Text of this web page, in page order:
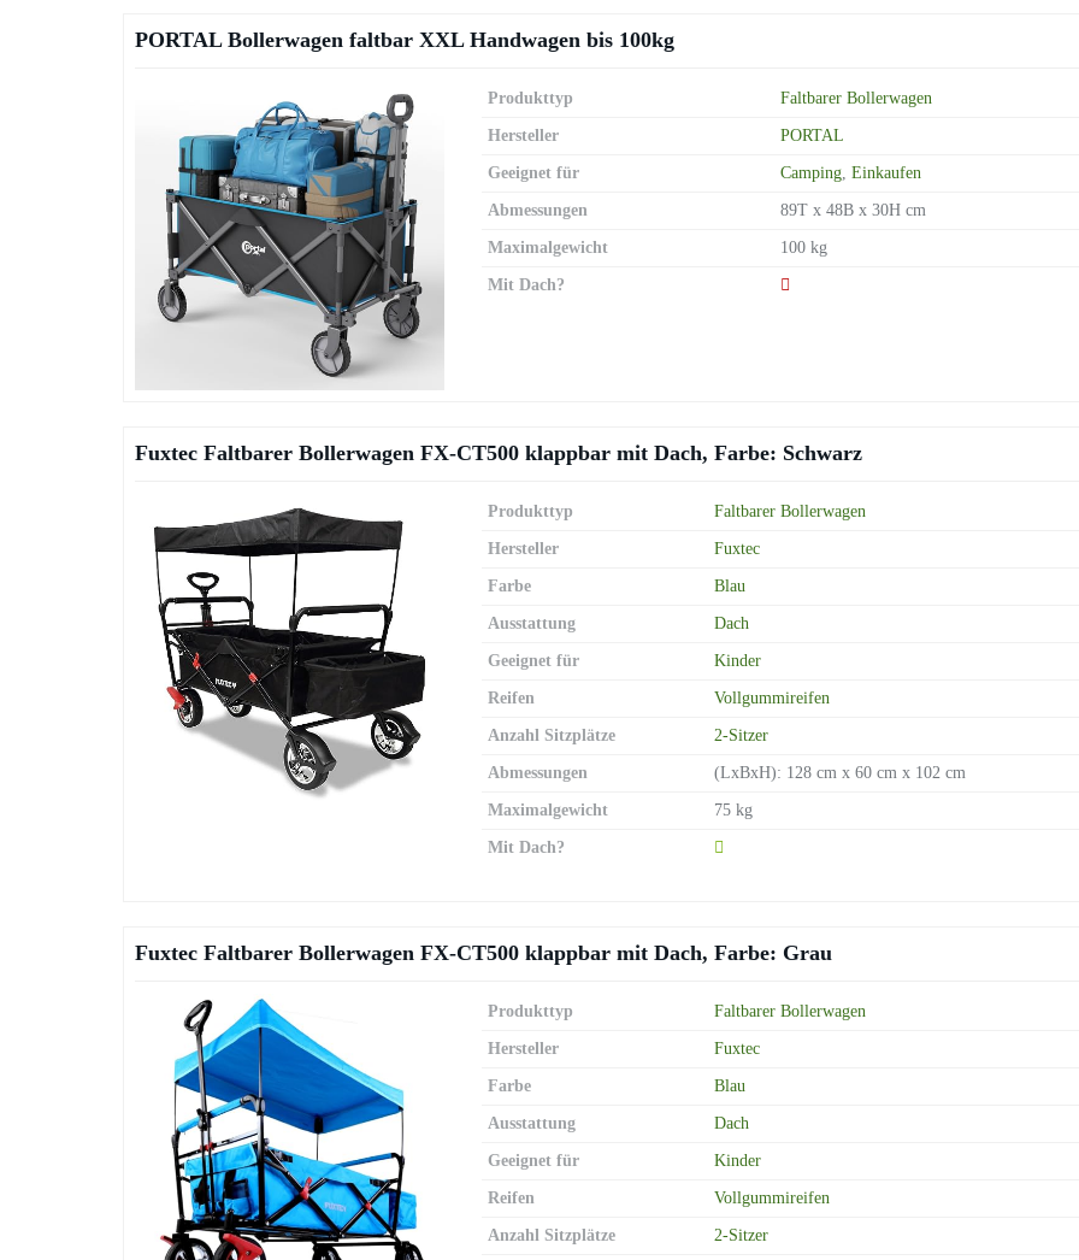
PORTAL Bollerwagen faltbar XXL Handwagen bis 100kg
Produkttyp Faltbarer Bollerwagen
Hersteller PORTAL
Geeignet für Camping, Einkaufen
Abmessungen 89T x 48B x 30H cm
Maximalgewicht 100 kg
Mit Dach?
Fuxtec Faltbarer Bollerwagen FX-CT500 klappbar mit Dach, Farbe: Schwarz
Produkttyp Faltbarer Bollerwagen
Hersteller Fuxtec
Farbe Blau
Ausstattung Dach
Geeignet für Kinder
Reifen Vollgummireifen
Anzahl Sitzplätze 2-Sitzer
Abmessungen (LxBxH): 128 cm x 60 cm x 102 cm
Maximalgewicht 75 kg
Mit Dach?
Fuxtec Faltbarer Bollerwagen FX-CT500 klappbar mit Dach, Farbe: Grau
Produkttyp Faltbarer Bollerwagen
Hersteller Fuxtec
Farbe Blau
Ausstattung Dach
Geeignet für Kinder
Reifen Vollgummireifen
Anzahl Sitzplätze 2-Sitzer